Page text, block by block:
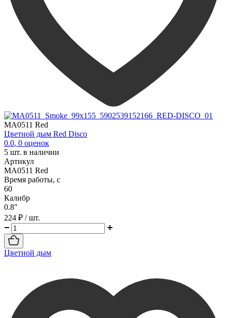
MA0511 Red
Цветной дым Red Disco
0.0, 0 оценок
5 шт. в наличии
Артикул
MA0511 Red
Время работы, с
60
Калибр
0.8"
224 ₽ / шт.
Цветной дым